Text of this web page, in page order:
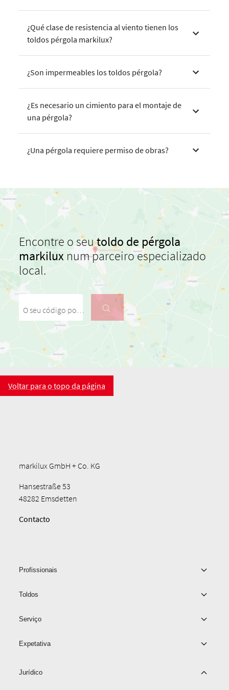
¿Qué clase de resistencia al viento tienen los
toldos pérgola markilux?
¿Son impermeables los toldos pérgola?
¿Es necesario un cimiento para el montaje de
una pérgola?
¿Una pérgola requiere permiso de obras?
Encontre o seutoldo de pérgola
markilux num parceiro especializado
local.
Voltar para o topo da página
markilux GmbH + Co. KG
Hansestraße 53
48282 Emsdetten
Contacto
Profissionais
Toldos
Serviço
Expetativa
Jurídico